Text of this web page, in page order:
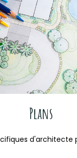
Plans
d'architecte